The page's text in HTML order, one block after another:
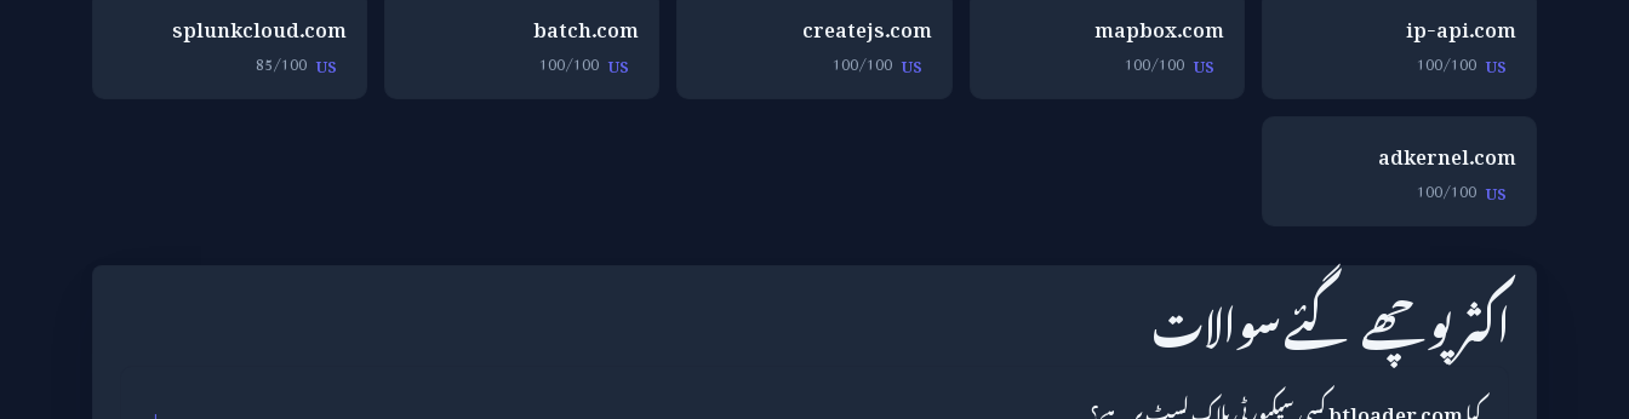
ip-api.com
US
100/100
mapbox.com
US
100/100
createjs.com
US
100/100
batch.com
US
100/100
splunkcloud.com
US
85/100
adkernel.com
US
100/100
اکثر پوچھے گئے سوالات